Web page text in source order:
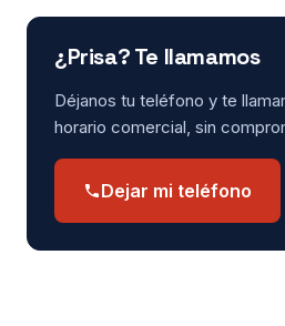
¿Prisa? Te llamamos
Déjanos tu teléfono y te
horario comercial, sin
Dejar mi teléfono